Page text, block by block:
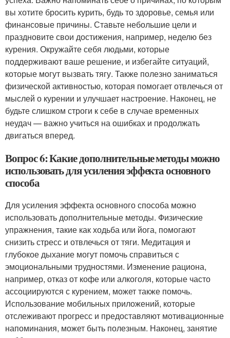
вы хотите бросить курить, будь то здоровье, семья или
финансовые причины. Ставьте небольшие цели и
праздновите свои достижения, например, неделю без
курения. Окружайте себя людьми, которые
поддерживают ваше решение, и избегайте ситуаций,
которые могут вызвать тягу. Также полезно заниматься
физической активностью, которая помогает отвлечься от
мыслей о курении и улучшает настроение. Наконец, не
будьте слишком строги к себе в случае временных
неудач — важно учиться на ошибках и продолжать
двигаться вперед.
Вопрос 6: Какие дополнительные методы можно
использовать для усиления эффекта основного
способа
Для усиления эффекта основного способа можно
использовать дополнительные методы. Физические
упражнения, такие как ходьба или йога, помогают
снизить стресс и отвлечься от тяги. Медитация и
глубокое дыхание могут помочь справиться с
эмоциональными трудностями. Изменение рациона,
например, отказ от кофе или алкоголя, которые часто
ассоциируются с курением, может также помочь.
Использование мобильных приложений, которые
отслеживают прогресс и предоставляют мотивационные
напоминания, может быть полезным. Наконец, занятие